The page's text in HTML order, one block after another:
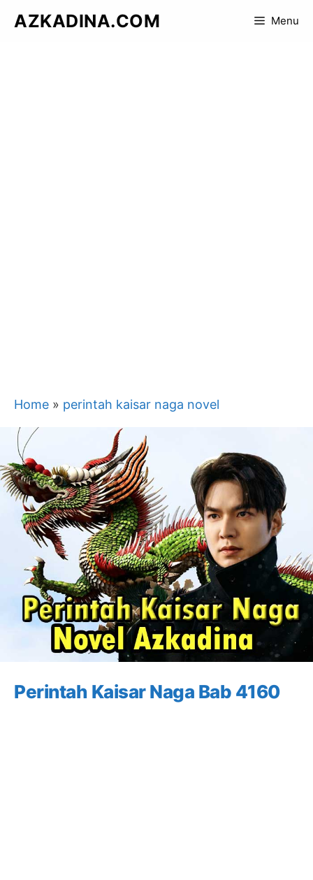
AZKADINA.COM Menu
Home » perintah kaisar naga novel
Perintah Kaisar Naga Bab 4160